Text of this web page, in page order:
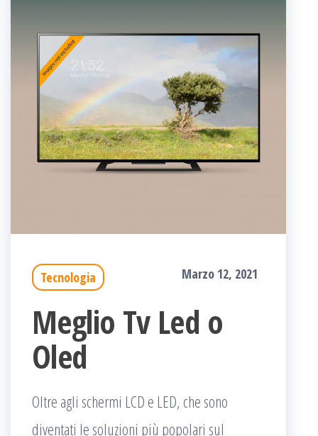
Tecnologia Marzo 12, 2021
Meglio Tv Led o
Oled
Oltre agli schermi LCD e LED, che sono
diventati le soluzioni più popolari sul